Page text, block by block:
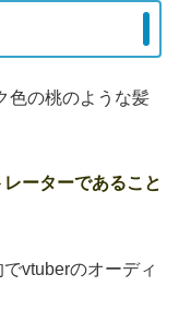
色の桃のような髪
ーターであること
vtuberのオーディ